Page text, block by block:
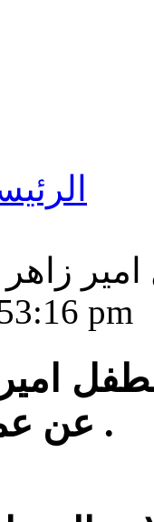
ابو
pm
عن عمر ناهز 11 عاماً .